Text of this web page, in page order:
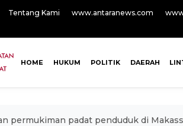
Tentang Kami www.antaranews.com
HOME HUKUM POLITIK DAERAH
permukiman padat penduduk di